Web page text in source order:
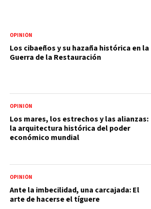
OPINIÓN
Los cibaeños y su hazaña histórica en la
Guerra de la Restauración
OPINIÓN
Los mares, los estrechos y las alianzas:
la arquitectura histórica del poder
económico mundial
OPINIÓN
Ante la imbecilidad, una carcajada: El
arte de hacerse el tíguere